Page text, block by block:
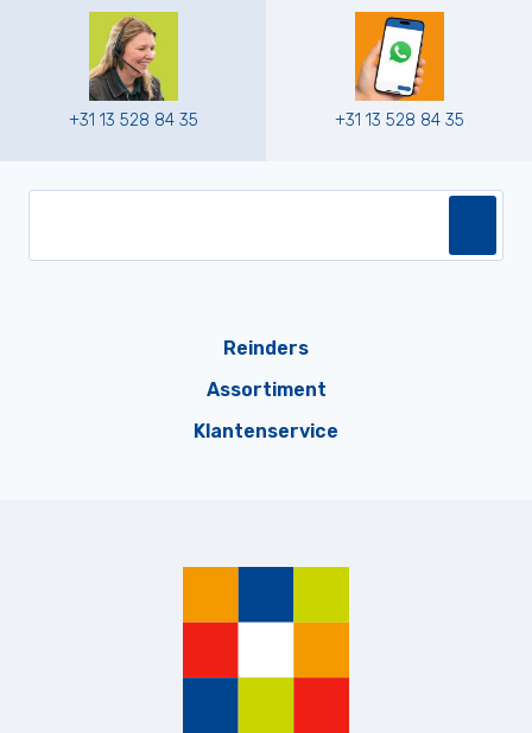
+31 13 528 84 35 +31 13 528 84 35
Reinders
Assortiment
Klantenservice